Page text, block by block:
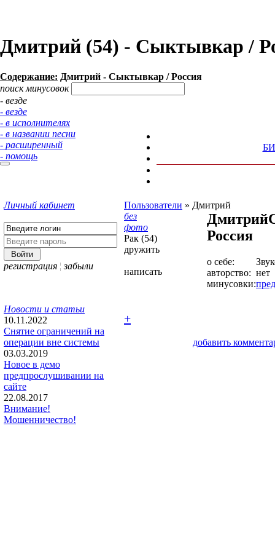
Дмитрий (54) - Сыктывкар /
Содержание: Дмитрий - Сыктывкар / Россия
поиск минусовок
- везде
- везде
- в исполнителях
- в названии песни
- расширенный
- помощь
Личный кабинет
регистрация ¦ забыли
Новости и статьи
10.11.2022
Снятие ограничений на
операции вне системы
03.03.2019
Новое в демо
предпрослушивании на
сайте
22.08.2017
Внимание!
Мошенничество!
Пользователи » Дмитрий
без
фото
Рак (54)
дружить
написать
Дмитрий
Россия
о себе:
авторство: нет
минусовки:
+
добавить